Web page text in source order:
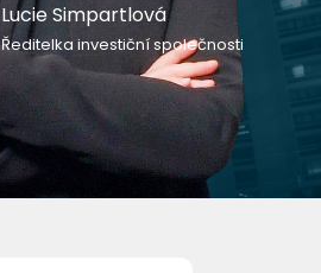
Lucie Simpartlová
Ředitelka investiční společnosti